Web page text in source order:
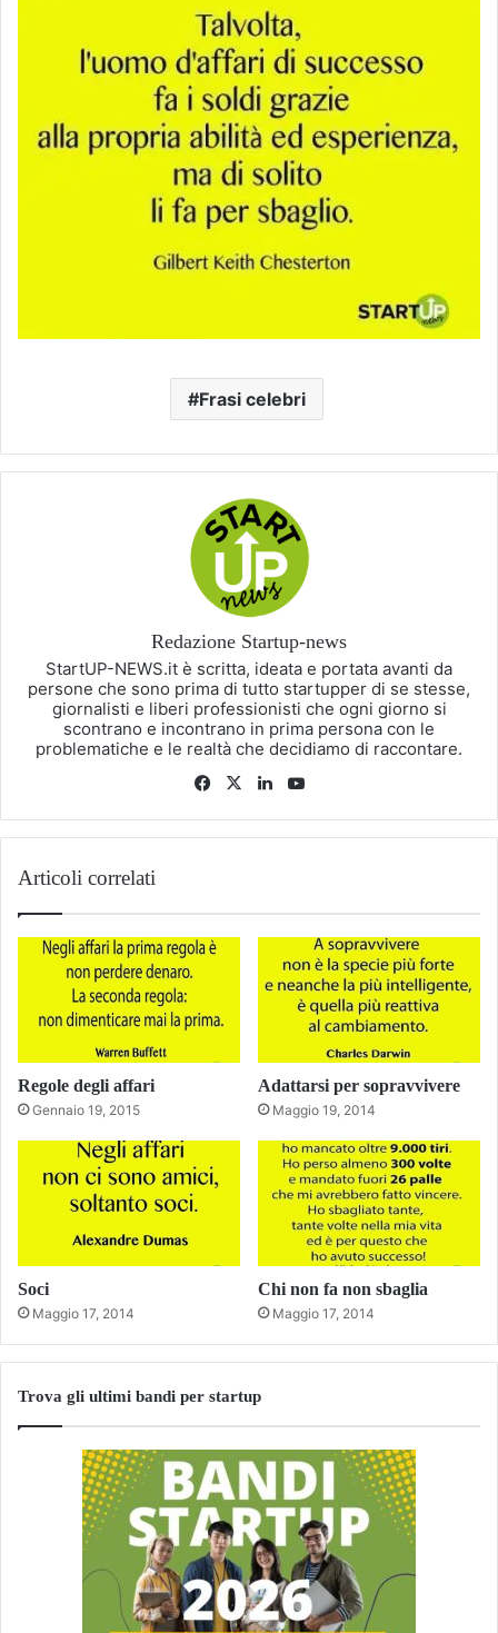
Frasi celebri
Redazione Startup-news
StartUP-NEWS.it è scritta, ideata e portata avanti da
persone che sono prima di tutto startupper di se stesse,
giornalisti e liberi professionisti che ogni giorno si
scontrano e incontrano in prima persona con le
problematiche e le realtà che decidiamo di raccontare.
Facebook
X LinkedIn
Articoli correlati
Regole degli affari
Gennaio 19, 2015
Adattarsi per sopravvivere
Maggio 19, 2014
Soci
Maggio 17, 2014
Chi non fa non sbaglia
Maggio 17, 2014
Trova gli ultimi bandi per startup